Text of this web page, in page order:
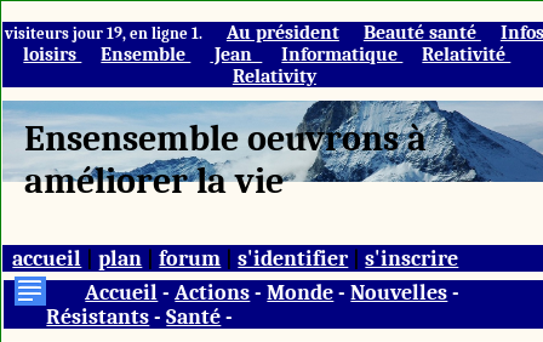
visiteurs jour 19, en ligne 1. Au président Beauté santé
Infos
loisirs
Ensemble Jean Informatique
Relativité
Relativity
Ensensemble oeuvrons à
améliorer la vie
accueil |plan |forum |s'identifier |s'inscrire
Accueil -Actions -Monde -Nouvelles -
Résistants -Santé -